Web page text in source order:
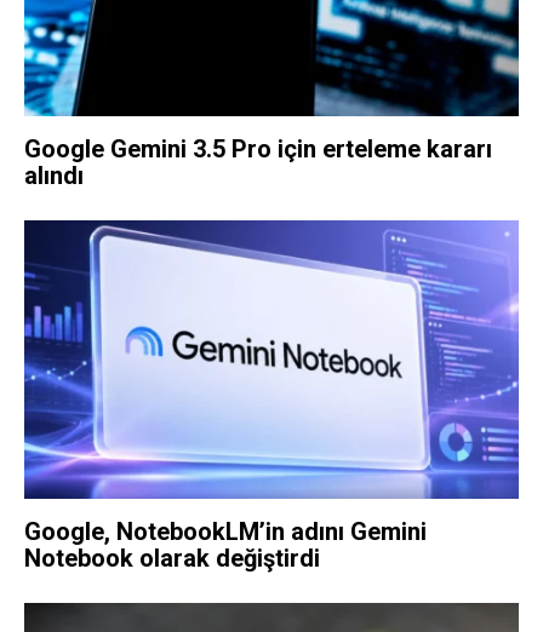
Google Gemini 3.5 Pro için erteleme kararı
alındı
Google, NotebookLM’in adını Gemini
Notebook olarak değiştirdi